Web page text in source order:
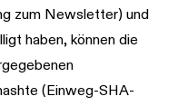
zum Newsletter) und
haben, können die
(Einweg-SHA-